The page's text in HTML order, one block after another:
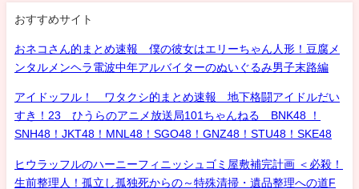
おすすめサイト
おネコさん的まとめ速報 僕の彼女はエリーちゃん人形！豆腐メ
ンタルメンヘラ電波中年アルバイターのぬいぐるみ男子末路編
アイドッフル！ ワタクシ的まとめ速報 地下格闘アイドルだい
すき！23 ひうらのアニメ放送局101ちゃんねる BNK48 ！
SNH48！JKT48！MNL48！SGO48！GNZ48！STU48！SKE48
ヒウラッフルのハーニーフィニッシュゴミ屋敷補完計画 ＜必殺！
生前整理人！孤立し孤独死からの～特殊清掃・遺品整理への道F